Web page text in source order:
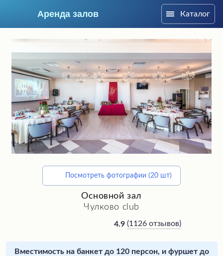
Аренда залов
Подберите мне зал
Каталог
Посмотреть фотографии (20 шт)
Основной зал
Чулково club
4.9 (1126 отзывов)
Вместимость на банкет до 120 персон, и фуршет до